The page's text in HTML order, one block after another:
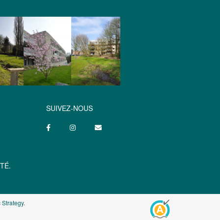
SUIVEZ-NOUS
.